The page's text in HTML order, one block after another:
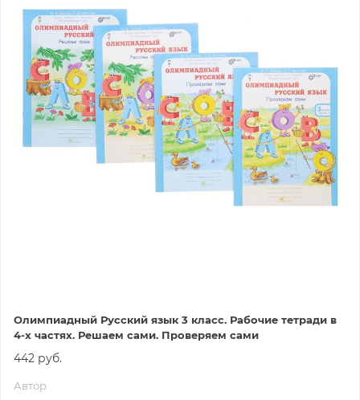
Олимпиадный Русский язык 3 класс. Рабочие тетради в
4-х частях. Решаем сами. Проверяем сами
442 руб.
Автор